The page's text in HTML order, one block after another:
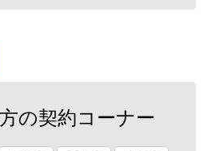
の契約コーナー